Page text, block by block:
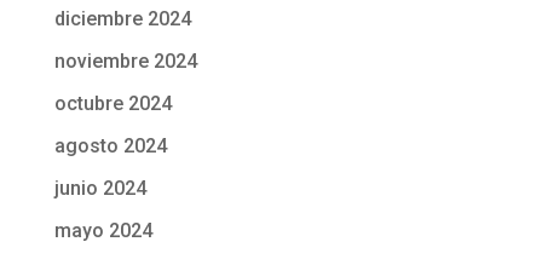
diciembre 2024
noviembre 2024
octubre 2024
agosto 2024
junio 2024
mayo 2024